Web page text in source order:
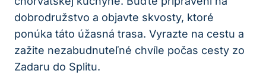
dobrodružstvo a objavte skvosty, ktoré
ponúka táto úžasná trasa. Vyrazte na cestu a
zažite nezabudnuteľné chvíle počas cesty zo
Zadaru do Splitu.